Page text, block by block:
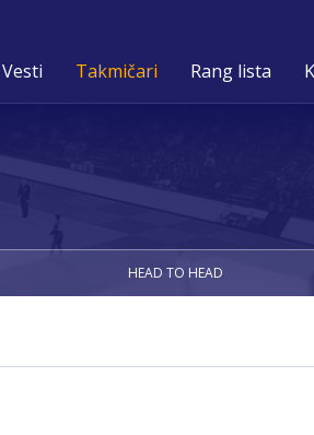
Vesti Takmičari Rang lista
HEAD TO HEAD